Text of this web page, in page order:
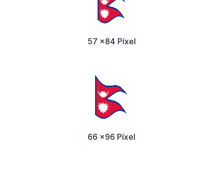
57 x84 Píxel
66 x96 Píxel